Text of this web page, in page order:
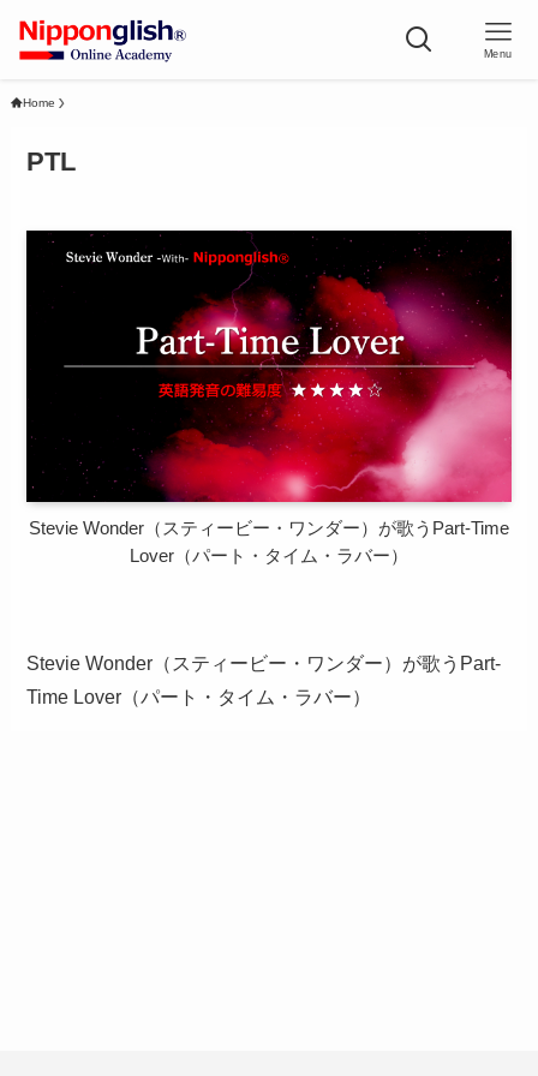
Menu
Home
PTL
Stevie Wonder（スティービー・ワンダー）が歌うPart-Time
Lover（パート・タイム・ラバー）
Stevie Wonder（スティービー・ワンダー）が歌うPart-
Time Lover（パート・タイム・ラバー）